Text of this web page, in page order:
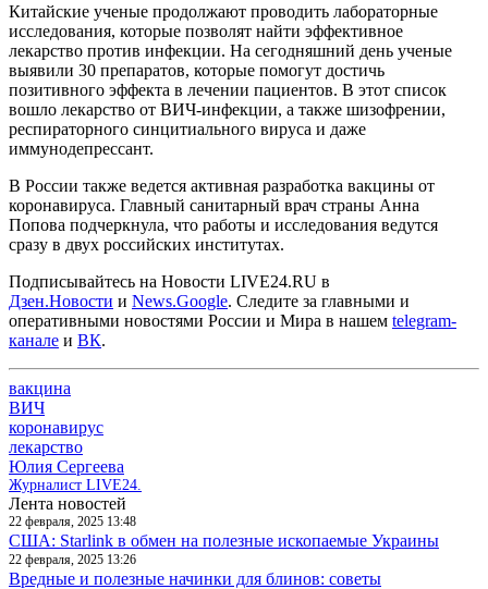
Китайские ученые продолжают проводить лабораторные
исследования, которые позволят найти эффективное
лекарство против инфекции. На сегодняшний день ученые
выявили 30 препаратов, которые помогут достичь
позитивного эффекта в лечении пациентов. В этот список
вошло лекарство от ВИЧ-инфекции, а также шизофрении,
респираторного синцитиального вируса и даже
иммунодепрессант.
В России также ведется активная разработка вакцины от
коронавируса. Главный санитарный врач страны Анна
Попова подчеркнула, что работы и исследования ведутся
сразу в двух российских институтах.
Подписывайтесь на Новости LIVE24.RU в
Дзен.Новости и News.Google. Следите за главными и
оперативными новостями России и Мира в нашем telegram-
канале и ВК.
вакцина
ВИЧ
коронавирус
лекарство
Юлия Сергеева
Журналист LIVE24.
Лента новостей
22 февраля, 2025 13:48
США: Starlink в обмен на полезные ископаемые Украины
22 февраля, 2025 13:26
Вредные и полезные начинки для блинов: советы